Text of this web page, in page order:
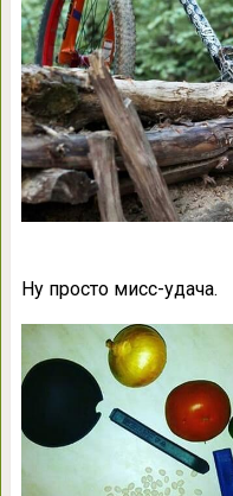
Ну просто мисс-удача.